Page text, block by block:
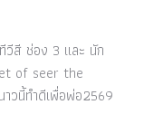
วีสี ช่อง 3 และ นัก
of seer the
วนี้ทำดีเพื่อพ่อ2569